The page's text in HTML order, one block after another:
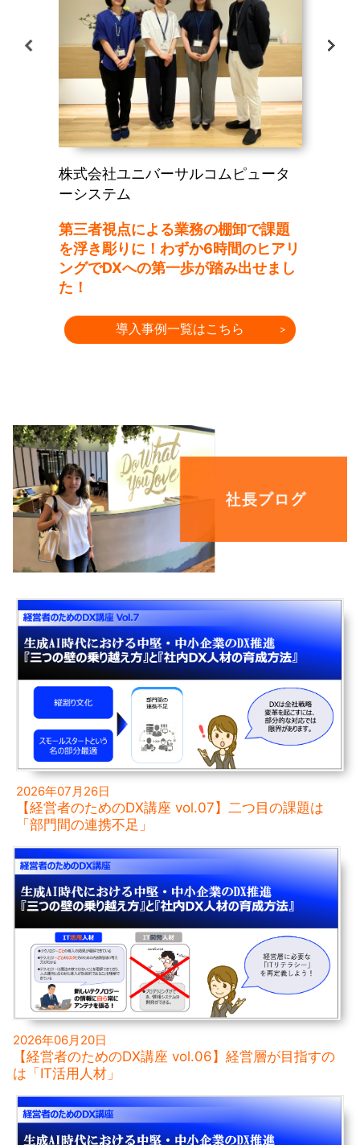
株式会社ユニバーサルコムピュータ
ーシステム
第三者視点による業務の棚卸で課題
を浮き彫りに！わずか6時間のヒアリ
ングでDXへの第一歩が踏み出せまし
た！
導入事例一覧はこちら
2026年07月26日
【経営者のためのDX講座 vol.07】二つ目の課題は
「部門間の連携不足」
2026年06月20日
【経営者のためのDX講座 vol.06】経営層が目指すの
は「IT活用人材」